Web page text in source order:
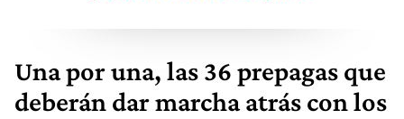
Una por una, las 36 prepagas que
deberán dar marcha atrás con los